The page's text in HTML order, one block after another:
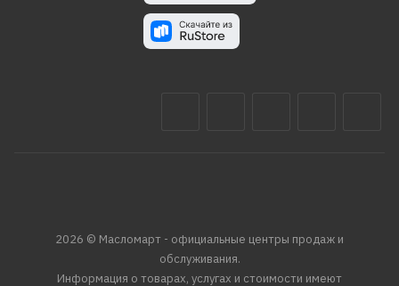
2026 © Масломарт - официальные центры продаж и
обслуживания.
Информация о товарах, услугах и стоимости имеют